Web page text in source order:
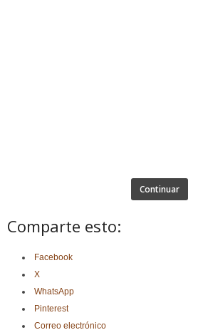
Continuar
Comparte esto:
Facebook
X
WhatsApp
Pinterest
Correo electrónico